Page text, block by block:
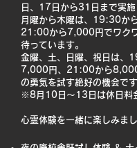
日、17日から31日まで実施
月曜から木曜は、19:30か
21:00から7,000円でワク
待っています。
金曜、土、日曜、祝日は、
7,000円、21:00から
の勇気を試す絶好の機会です
​※8月10日～13日は休日料
心霊体験を一緒に楽しみまし